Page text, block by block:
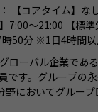
ーからリーダーま
折衝からシステム導
。プロジェクトの規
するメンバーとして
【コアタイム】な
7:00～21:00 【標
間以上の勤務で出
フルフレックス制
働の有無： 有（月平
60分
ローバル企業であ
です。グループの
野においてグルー